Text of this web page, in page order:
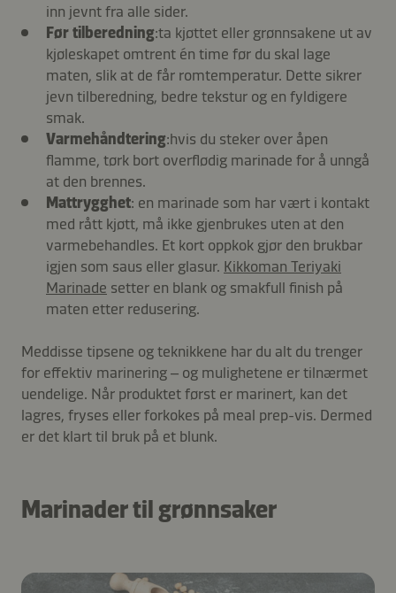
inn jevnt fra alle sider.
Før tilberedning:ta kjøttet eller grønnsakene ut av
kjøleskapet omtrent én time før du skal lage
maten, slik at de får romtemperatur. Dette sikrer
jevn tilberedning, bedre tekstur og en fyldigere
smak.
Varmehåndtering:hvis du steker over åpen
flamme, tørk bort overflødig marinade for å unngå
at den brennes.
Mattrygghet: en marinade som har vært i kontakt
med rått kjøtt, må ikke gjenbrukes uten at den
varmebehandles. Et kort oppkok gjør den brukbar
igjen som saus eller glasur. Kikkoman Teriyaki
Marinade setter en blank og smakfull finish på
maten etter redusering.
Meddisse tipsene og teknikkene har du alt du trenger
for effektiv marinering – og mulighetene er tilnærmet
uendelige. Når produktet først er marinert, kan det
lagres, fryses eller forkokes på meal prep-vis. Dermed
er det klart til bruk på et blunk.
Marinader til grønnsaker